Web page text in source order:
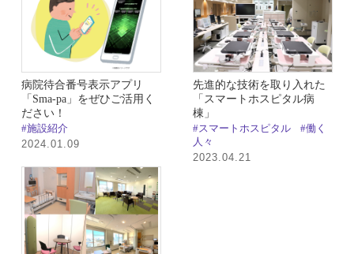
病院待合番号表示アプリ
「Sma-pa」をぜひご活用く
ださい！
#施設紹介
2024.01.09
先進的な技術を取り入れた
「スマートホスピタル病
棟」
#スマートホスピタル
#働く
人々
2023.04.21